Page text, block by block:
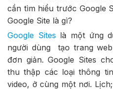
cần tìm hiểu trước Google
Google Site là gì?
Google Sites là một ứng
người dùng tạo trang
đơn giản. Google Sites
thu thập các loại thông
video, ở cùng một nơi.